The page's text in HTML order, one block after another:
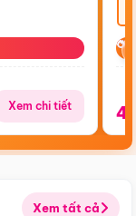
Xem chi tiết
Xem tất cả